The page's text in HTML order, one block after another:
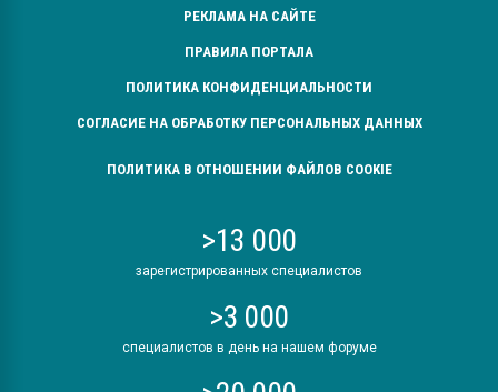
РЕКЛАМА НА САЙТЕ
ПРАВИЛА ПОРТАЛА
ПОЛИТИКА КОНФИДЕНЦИАЛЬНОСТИ
СОГЛАСИЕ НА ОБРАБОТКУ ПЕРСОНАЛЬНЫХ ДАННЫХ
ПОЛИТИКА В ОТНОШЕНИИ ФАЙЛОВ COOKIE
>13 000
зарегистрированных специалистов
>3 000
специалистов в день на нашем форуме